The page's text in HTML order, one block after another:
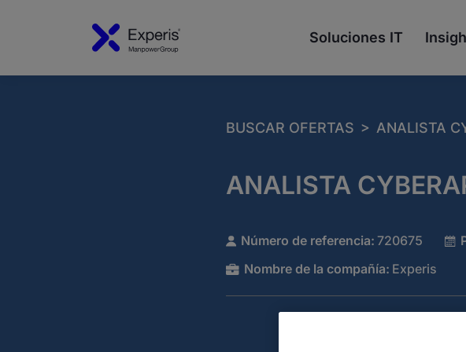
Soluciones IT
BUSCAR OFERTAS > ANALISTA
ANALISTA
Número de referencia: 720675
Nombre de la compañía: Experis